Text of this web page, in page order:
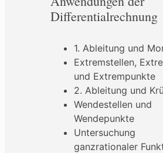
Differentialrechnung
1. Ableitung und
Extremstellen,
und Extrempunkte
2. Ableitung und
Wendestellen und
Wendepunkte
Untersuchung
ganzrationaler